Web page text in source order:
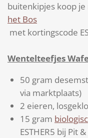
buitenkipjes koop
het Bos
met kortingscode
Wentelteefjes
50 gram
via marktplaats)
2 eieren,
15 gram
ESTHER5 bij Pit